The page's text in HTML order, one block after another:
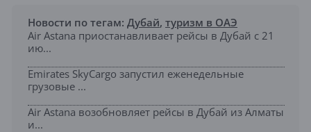
Новости по тегам: Дубай, туризм в ОАЭ
Air Astana приостанавливает рейсы в Дубай с 21
ию...
Emirates SkyCargo запустил еженедельные
грузовые ...
Air Astana возобновляет рейсы в Дубай из Алматы
и...